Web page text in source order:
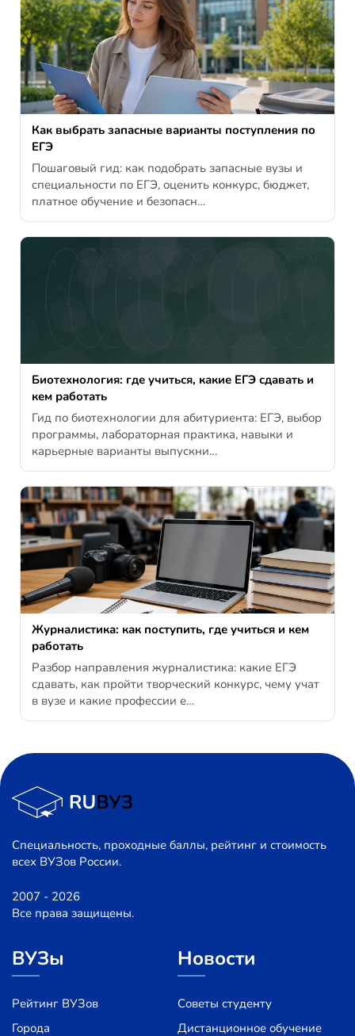
Как выбрать запасные варианты поступления по
ЕГЭ
Пошаговый гид: как подобрать запасные вузы и
специальности по ЕГЭ, оценить конкурс, бюджет,
платное обучение и безопасн…
Биотехнология: где учиться, какие ЕГЭ сдавать и
кем работать
Гид по биотехнологии для абитуриента: ЕГЭ, выбор
программы, лабораторная практика, навыки и
карьерные варианты выпускни…
Журналистика: как поступить, где учиться и кем
работать
Разбор направления журналистика: какие ЕГЭ
сдавать, как пройти творческий конкурс, чему учат
в вузе и какие профессии е…
Специальность, проходные баллы, рейтинг и стоимость
всех ВУЗов России.
2007 - 2026
Все права защищены.
ВУЗы
Рейтинг ВУЗов
Города
Новости
Советы студенту
Дистанционное обучение